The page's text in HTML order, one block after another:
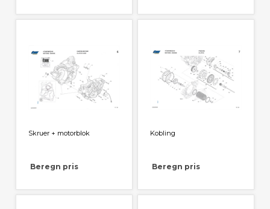
Skruer + motorblok
Beregn pris
Kobling
Beregn pris